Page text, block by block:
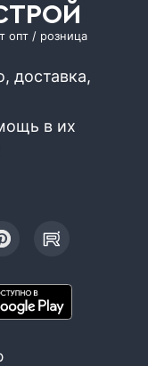
опт / розница
доставка,
в их